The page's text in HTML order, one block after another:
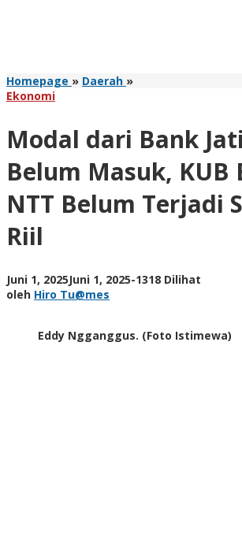
Homepage » Daerah »Modal
Belum
KUB
Bank
NTT
Belum
Ekonomi
Modal dari Bank
Belum Masuk, KUB
NTT Belum Terjadi
Riil
Juni 1, 2025Juni 1, 2025oleh
-1318 Dilihat
oleh Hiro Tu@mes
Eddy Ngganggus. (Foto Istimewa)